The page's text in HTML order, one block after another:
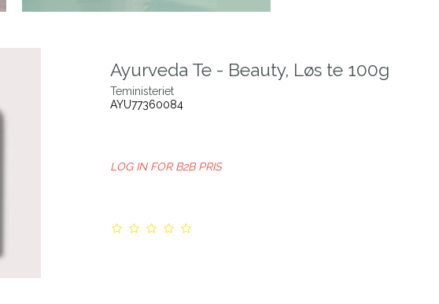
Ayurveda Te - Beauty, Løs te 100g
Teministeriet
AYU77360084
LOG IN FOR B2B PRIS